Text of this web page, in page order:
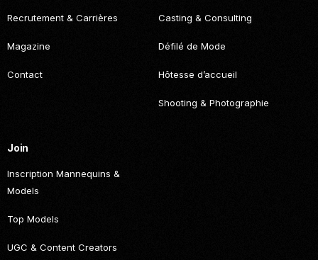
Recrutement & Carrières
Magazine
Contact
Casting & Consulting
Défilé de Mode
Hôtesse d’accueil
Shooting & Photographie
Join
Inscription Mannequins &
Models
Top Models
UGC & Content Creators